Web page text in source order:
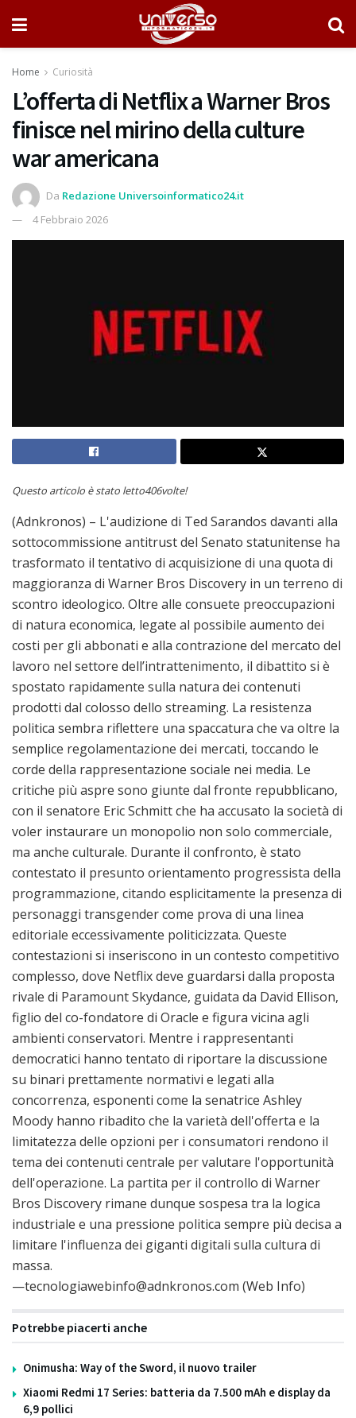
Home Curiosità
L’offerta di Netflix a Warner Bros
finisce nel mirino della culture
war americana
Da Redazione Universoinformatico24.it
4 Febbraio 2026
Questo articolo è stato letto406volte!
(Adnkronos) – L'audizione di Ted Sarandos davanti alla
sottocommissione antitrust del Senato statunitense ha
trasformato il tentativo di acquisizione di una quota di
maggioranza di Warner Bros Discovery in un terreno di
scontro ideologico. Oltre alle consuete preoccupazioni
di natura economica, legate al possibile aumento dei
costi per gli abbonati e alla contrazione del mercato del
lavoro nel settore dell’intrattenimento, il dibattito si è
spostato rapidamente sulla natura dei contenuti
prodotti dal colosso dello streaming. La resistenza
politica sembra riflettere una spaccatura che va oltre la
semplice regolamentazione dei mercati, toccando le
corde della rappresentazione sociale nei media. Le
critiche più aspre sono giunte dal fronte repubblicano,
con il senatore Eric Schmitt che ha accusato la società di
voler instaurare un monopolio non solo commerciale,
ma anche culturale. Durante il confronto, è stato
contestato il presunto orientamento progressista della
programmazione, citando esplicitamente la presenza di
personaggi transgender come prova di una linea
editoriale eccessivamente politicizzata. Queste
contestazioni si inseriscono in un contesto competitivo
complesso, dove Netflix deve guardarsi dalla proposta
rivale di Paramount Skydance, guidata da David Ellison,
figlio del co-fondatore di Oracle e figura vicina agli
ambienti conservatori. Mentre i rappresentanti
democratici hanno tentato di riportare la discussione
su binari prettamente normativi e legati alla
concorrenza, esponenti come la senatrice Ashley
Moody hanno ribadito che la varietà dell'offerta e la
limitatezza delle opzioni per i consumatori rendono il
tema dei contenuti centrale per valutare l'opportunità
dell'operazione. La partita per il controllo di Warner
Bros Discovery rimane dunque sospesa tra la logica
industriale e una pressione politica sempre più decisa a
limitare l'influenza dei giganti digitali sulla cultura di
massa.
—tecnologiawebinfo@adnkronos.com (Web Info)
Potrebbe piacerti anche
Onimusha: Way of the Sword, il nuovo trailer
Xiaomi Redmi 17 Series: batteria da 7.500 mAh e display da
6,9 pollici